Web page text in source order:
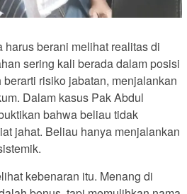
harus berani melihat realitas di
sering kali berada dalam posisi
risiko jabatan, menjalankan
Dalam kasus Pak Abdul
bahwa beliau tidak
jahat. Beliau hanya menjalankan
kebenaran itu. Menang di